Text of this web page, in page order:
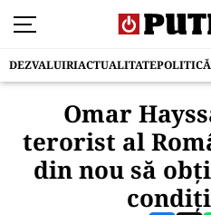
DEZVALUIRIACTUALITATEPOLITICĂ
Omar
terorist al
din nou să